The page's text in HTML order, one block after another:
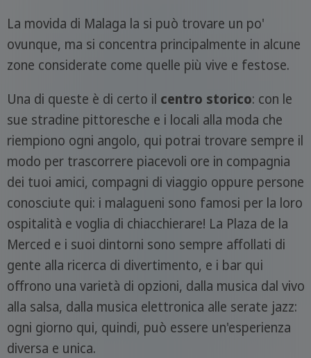
La movida di Malaga la si può trovare un po'
ovunque, ma si concentra principalmente in alcune
zone considerate come quelle più vive e festose.
Una di queste è di certo il centro storico: con le
sue stradine pittoresche e i locali alla moda che
riempiono ogni angolo, qui potrai trovare sempre il
modo per trascorrere piacevoli ore in compagnia
dei tuoi amici, compagni di viaggio oppure persone
conosciute qui: i malagueni sono famosi per la loro
ospitalità e voglia di chiacchierare! La Plaza de la
Merced e i suoi dintorni sono sempre affollati di
gente alla ricerca di divertimento, e i bar qui
offrono una varietà di opzioni, dalla musica dal vivo
alla salsa, dalla musica elettronica alle serate jazz:
ogni giorno qui, quindi, può essere un'esperienza
diversa e unica.